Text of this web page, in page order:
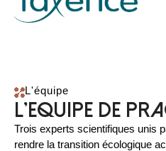
L'équipe
l'equipe de
Trois experts scientifiques unis
rendre la transition écologique